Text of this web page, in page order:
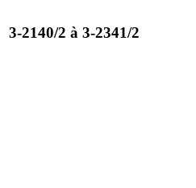
3-2140/2 à 3-2341/2